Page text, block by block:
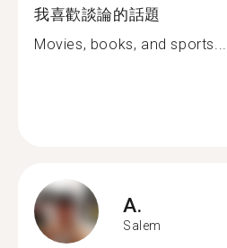
我喜歡談論的話題
Movies, books, and sports...
A.
Salem